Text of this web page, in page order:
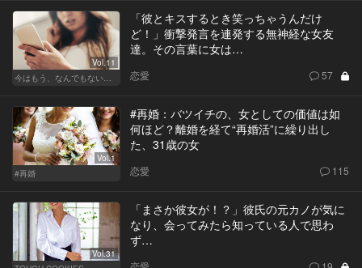
Vol.11
「彼とキスするとき笑っちゃうんだけ
ど！」衝撃発言を連発する無神経な女友
達。その言葉に女は…
恋愛 57
Vol.1
#再婚
#再婚：バツイチの、女としての価値は如
何ほど？離婚を経て“再婚活”に繰り出し
た、31歳の女
恋愛 115
Vol.31
「まさか彼女が！？」彼氏の元カノが気に
なり、会ってみたら知っている人で思わ
ず…